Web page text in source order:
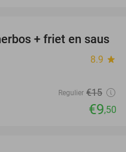
37%
+ friet en saus
8.9 star
Regulier €15
€9,50